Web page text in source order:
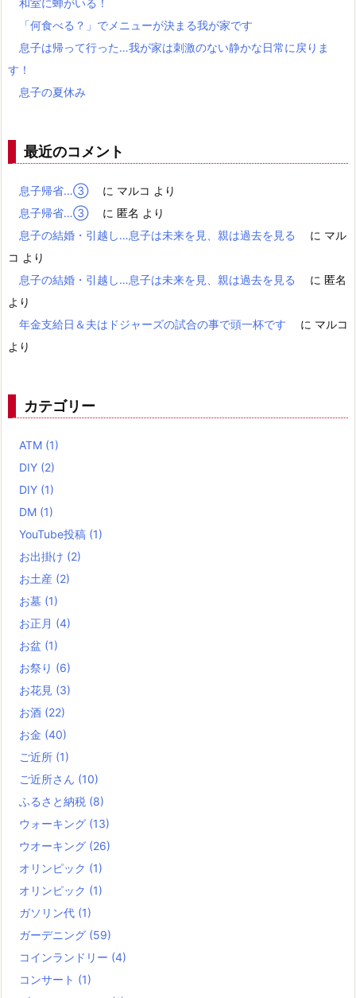
「何食べる？」でメニューが決まる我が家です
息子は帰って行った…我が家は刺激のない静かな日常に戻りま
す！
息子の夏休み
最近のコメント
息子帰省…③ に マルコ より
息子帰省…③
に 匿名 より
息子の結婚・引越し…息子は未来を見、親は過去を見る
に マル
コ より
息子の結婚・引越し…息子は未来を見、親は過去を見る
に 匿名
より
年金支給日＆夫はドジャーズの試合の事で頭一杯です
に マルコ
より
カテゴリー
ATM (1)
DIY (2)
DIY (1)
DM (1)
YouTube投稿 (1)
お出掛け (2)
お土産 (2)
お墓 (1)
お正月 (4)
お盆 (1)
お祭り (6)
お花見 (3)
お酒 (22)
お金 (40)
ご近所 (1)
ご近所さん (10)
ふるさと納税 (8)
ウォーキング (13)
ウオーキング (26)
オリンピック (1)
オリンピック (1)
ガソリン代 (1)
ガーデニング (59)
コインランドリー (4)
コンサート (1)